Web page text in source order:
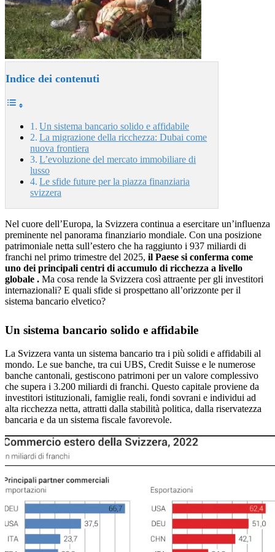
Indice dei contenuti
Un sistema bancario solido e affidabile
La migrazione della ricchezza: Dubai come
nuova frontiera
L’evoluzione del mercato immobiliare di
lusso
Le sfide future per la piazza finanziaria
svizzera
Nel cuore dell’Europa, la Svizzera continua a esercitare un’influenza
preminente nel panorama finanziario mondiale. Con una posizione
patrimoniale netta sull’estero che ha raggiunto i 937 miliardi di
franchi nel primo trimestre del 2025, il Paese si conferma come
uno dei principali centri di accumulo di ricchezza a livello
globale . Ma cosa rende la Svizzera così attraente per gli investitori
internazionali? E quali sfide si prospettano all’orizzonte per il
sistema bancario elvetico?
Un sistema bancario solido e affidabile
La Svizzera vanta un sistema bancario tra i più solidi e affidabili al
mondo. Le sue banche, tra cui UBS, Credit Suisse e le numerose
banche cantonali, gestiscono patrimoni per un valore complessivo
che supera i 3.200 miliardi di franchi. Questo capitale proviene da
investitori istituzionali, famiglie reali, fondi sovrani e individui ad
alta ricchezza netta, attratti dalla stabilità politica, dalla riservatezza
bancaria e da un sistema fiscale favorevole.